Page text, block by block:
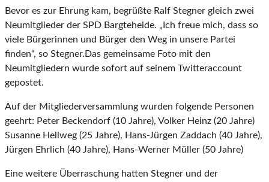
Bevor es zur Ehrung kam, begrüßte Ralf Stegner gleich zwei
Neumitglieder der SPD Bargteheide. „Ich freue mich, dass so
viele Bürgerinnen und Bürger den Weg in unsere Partei
finden“, so Stegner.Das gemeinsame Foto mit den
Neumitgliedern wurde sofort auf seinem Twitteraccount
gepostet.
Auf der Mitgliederversammlung wurden folgende Personen
geehrt: Peter Beckendorf (10 Jahre), Volker Heinz (20 Jahre)
Susanne Hellweg (25 Jahre), Hans-Jürgen Zaddach (40 Jahre),
Jürgen Ehrlich (40 Jahre), Hans-Werner Müller (50 Jahre)
Eine weitere Überraschung hatten Stegner und der